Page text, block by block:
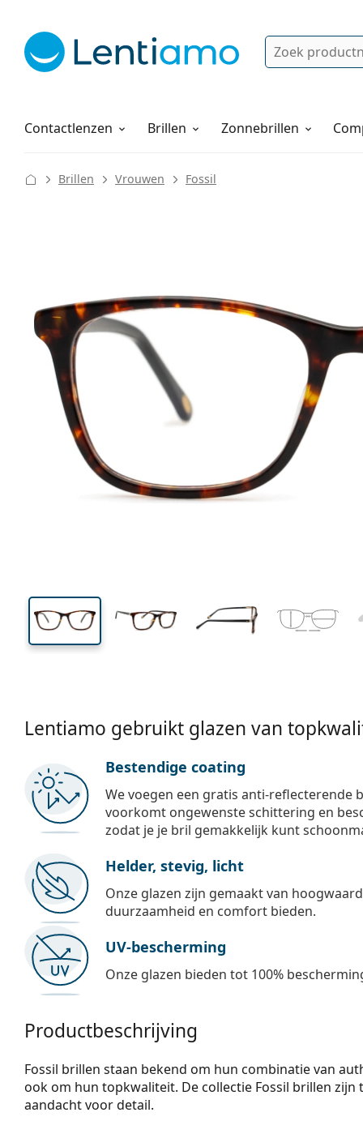
Zoek
Contactlenzen
Lenzenvloeistoffen Brillen Zonnebrillen
Hoe bestellen
Brillen Vrouwen Fossil
128 mm
Breedte
38 mm
Glashoogte
52 mm
Glasbreedte
Lentiamo gebruikt glazen van
Bestendige coating
We voegen een gratis anti-reflecterende
voorkomt ongewenste schittering en
zodat je je bril gemakkelijk kunt
Helder, stevig, licht
Onze glazen zijn gemaakt van
duurzaamheid en comfort bieden.
UV-bescherming
Onze glazen bieden tot 100%
Productbeschrijving
Fossil brillen staan bekend om hun combinatie van
ook om hun topkwaliteit. De collectie Fossil brillen
aandacht voor detail.